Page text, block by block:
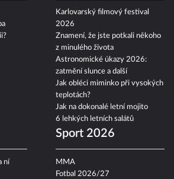
Karlovarský filmový festival
2026
Znamení, že jste potkali někoho
z minulého života
Astronomické úkazy 2026:
zatmění slunce a další
Jak obléci miminko při vysokých
teplotách?
Jak na dokonalé letní mojito
6 lehkých letních salátů
ní
Sport 2026
MMA
Fotbal 2026/27